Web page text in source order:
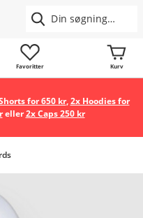
Favoritter Kurv
for 650 kr,2x Hoodies for
eller2x Caps 250 kr